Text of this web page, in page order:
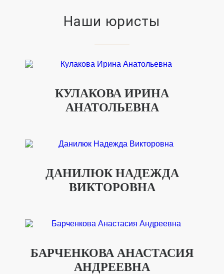
Наши юристы
КУЛАКОВА ИРИНА
АНАТОЛЬЕВНА
ДАНИЛЮК НАДЕЖДА
ВИКТОРОВНА
БАРЧЕНКОВА АНАСТАСИЯ
АНДРЕЕВНА